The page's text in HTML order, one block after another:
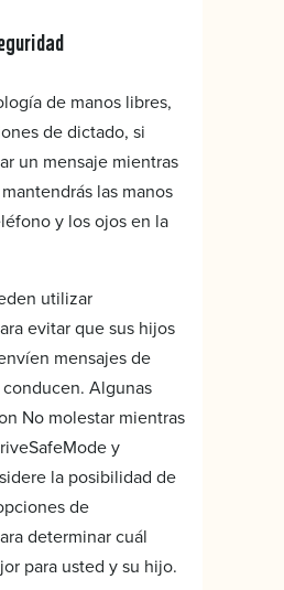
de manos libres,
de dictado, si
un mensaje mientras
las manos
y los ojos en la
utilizar
evitar que sus hijos
mensajes de
Algunas
No molestar mientras
y
la posibilidad de
de
determinar cuál
para usted y su hijo.